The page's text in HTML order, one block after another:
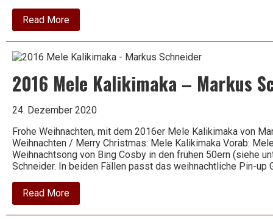
Read Moreabout
2020
Riesling
GG
Kaseler
Nies’chen
Ruwer
–
Reichsgraf
von
Kesselstatt
2016 Mele Kalikimaka – Markus
24. Dezember 2020
Frohe Weihnachten, mit dem 2016er Mele Kalikimaka von
Weihnachten / Merry Christmas: Mele Kalikimaka Vorab:
Weihnachtsong von Bing Cosby in den frühen 50ern (siehe
Schneider. In beiden Fällen passt das weihnachtliche Pin-
Read Moreabout
2016
Mele